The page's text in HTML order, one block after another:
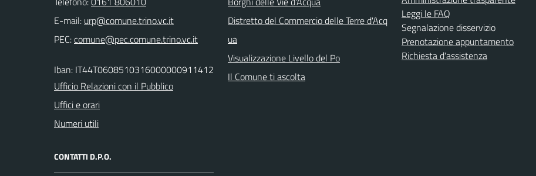
E-mail:
PEC:
Iban: IT44T0608510316000000911412
Ufficio Relazioni con il Pubblico
Uffici e orari
Numeri utili
CONTATTI D.P.O.
Distretto del Commercio delle Terre d'Acq
ua
Visualizzazione Livello del Po
Il Comune ti ascolta
Leggi le FAQ
Segnalazione disservizio
Prenotazione appuntamento
Richiesta d'assistenza